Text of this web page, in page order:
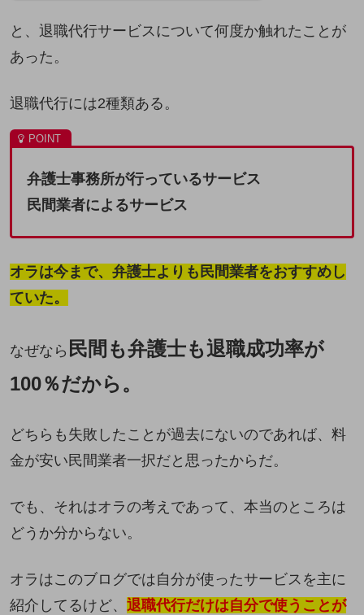
と、退職代行サービスについて何度か触れたことが
あった。
退職代行には2種類ある。
弁護士事務所が行っているサービス
民間業者によるサービス
オラは今まで、弁護士よりも民間業者をおすすめし
ていた。
なぜなら 民間も弁護士も退職成功率が
100％だから。
どちらも失敗したことが過去にないのであれば、料
金が安い民間業者一択だと思ったからだ。
でも、それはオラの考えであって、本当のところは
どうか分からない。
オラはこのブログでは自分が使ったサービスを主に
紹介してるけど、 退職代行だけは自分で使うことが